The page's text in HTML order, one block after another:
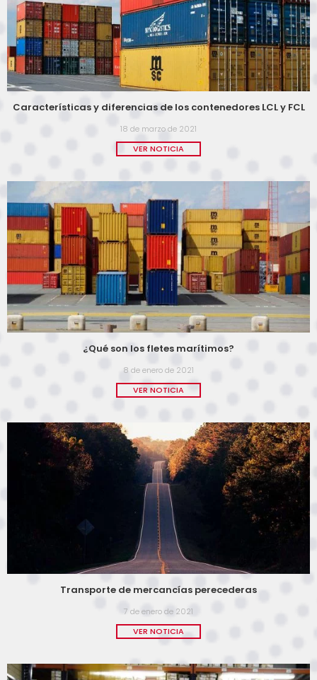
Características y diferencias de los contenedores LCL y FCL
18 de marzo de 2021
VER NOTICIA
¿Qué son los fletes marítimos?
8 de enero de 2021
VER NOTICIA
Transporte de mercancías perecederas
7 de enero de 2021
VER NOTICIA